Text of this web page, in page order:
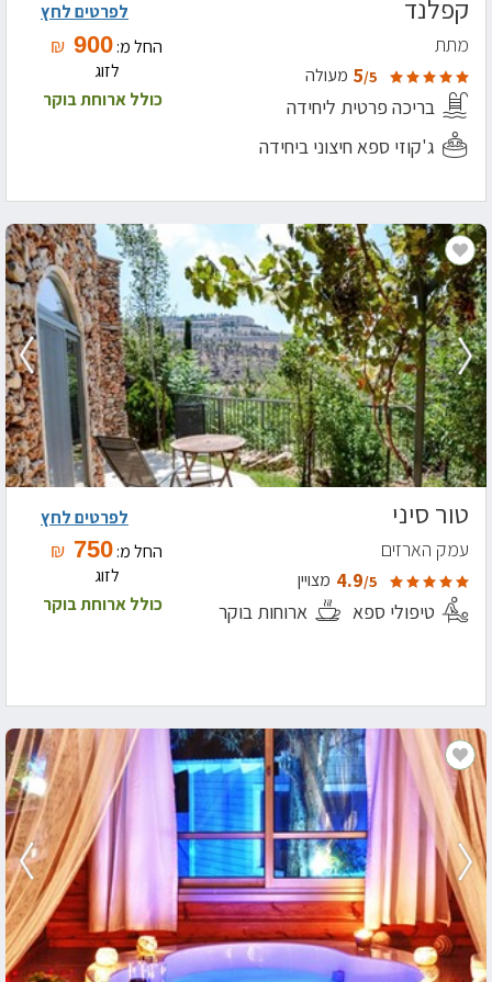
קפלנד
מתת
5/5 מעולה
בריכה פרטית ליחידה
ג'קוזי ספא חיצוני ביחידה
החל מ:900
₪
לזוג
כולל ארוחת בוקר
לפרטים לחץ
טור סיני
עמק הארזים
4.9/5 מצויין
טיפולי ספא ארוחות בוקר
החל מ:750
₪
לזוג
כולל ארוחת בוקר
לפרטים לחץ